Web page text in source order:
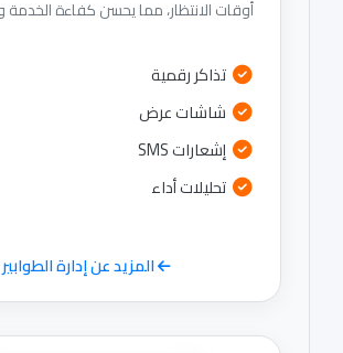
أوقات الانتظار، مما يحسن كفاءة الخدمة ورضا العملاء.
تذاكر رقمية
شاشات عرض
إشعارات SMS
تحليلات أداء
المزيد عن إدارة الطوابير